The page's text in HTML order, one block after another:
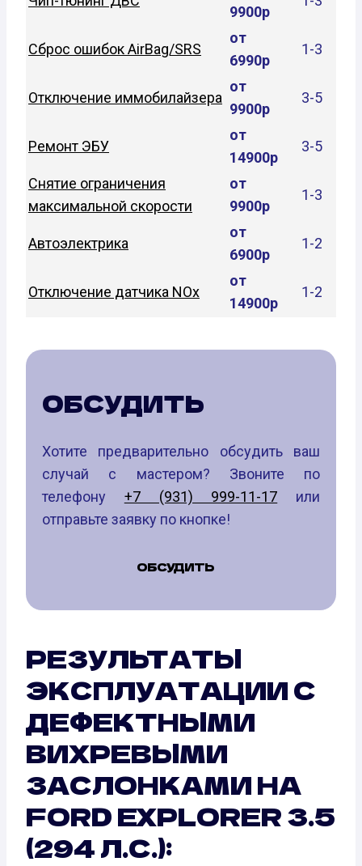
9900р
Сброс ошибок AirBag/SRS
от
6990р
1-3
Отключение иммобилайзера
от
9900р
3-5
Ремонт ЭБУ
от
14900р
3-5
Снятие ограничения
максимальной скорости
от
9900р
1-3
Автоэлектрика
от
6900р
1-2
Отключение датчика NOx
от
14900р
1-2
ОБСУДИТЬ
Хотите предварительно обсудить ваш
случай с мастером? Звоните по
телефону +7 (931) 999-11-17 или
отправьте заявку по кнопке!
ОБСУДИТЬ
РЕЗУЛЬТАТЫ
ЭКСПЛУАТАЦИИ С
ДЕФЕКТНЫМИ
ВИХРЕВЫМИ
ЗАСЛОНКАМИ НА
FORD EXPLORER 3.5
(294 Л.С.):